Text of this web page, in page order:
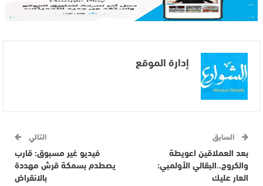
إدارة الموقع
السابق
بعد العملاقين اعويطة
والكروج..البقالي الأولمبي:
العار عليك
التالي
فيديو غير مسبوق: قارب
يصطدم بسمكة قرش مهددة
بالانقراض